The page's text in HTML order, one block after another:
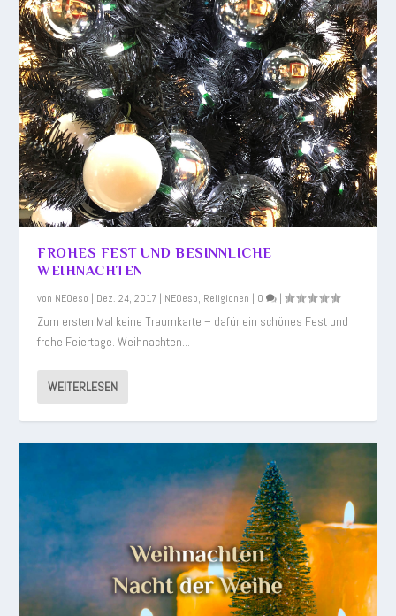
FROHES FEST UND BESINNLICHE
WEIHNACHTEN
von NEOeso | Dez. 24, 2017 | NEOeso, Religionen | 0 |
Zum ersten Mal keine Traumkarte – dafür ein schönes Fest und
frohe Feiertage. Weihnachten...
WEITERLESEN